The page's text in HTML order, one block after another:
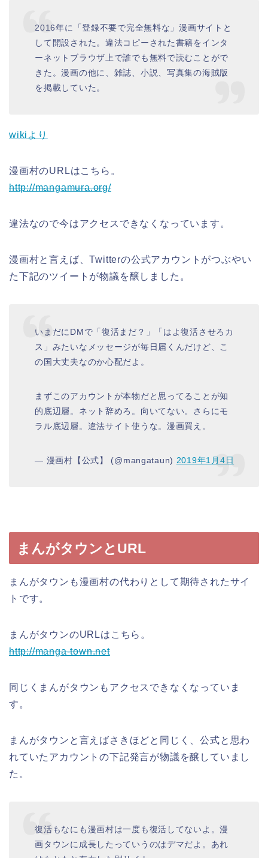
2016年に「登録不要で完全無料な」漫画サイトと
して開設された。違法コピーされた書籍をインタ
ーネットブラウザ上で誰でも無料で読むことがで
きた。漫画の他に、雑誌、小説、写真集の海賊版
を掲載していた。
wikiより
漫画村のURLはこちら。
http://mangamura.org/
違法なので今はアクセスできなくなっています。
漫画村と言えば、Twitterの公式アカウントがつぶやい
た下記のツイートが物議を醸しました。
いまだにDMで「復活まだ？」「はよ復活させろカ
ス」みたいなメッセージが毎日届くんだけど、こ
の国大丈夫なのか心配だよ。
まずこのアカウントが本物だと思ってることが知
的底辺層。ネット辞めろ。向いてない。さらにモ
ラル底辺層。違法サイト使うな。漫画買え。
— 漫画村【公式】 (@mangataun) 2019年1月4日
まんがタウンとURL
まんがタウンも漫画村の代わりとして期待されたサイ
トです。
まんがタウンのURLはこちら。
http://manga-town.net
同じくまんがタウンもアクセスできなくなっていま
す。
まんがタウンと言えばさきほどと同じく、公式と思わ
れていたアカウントの下記発言が物議を醸していまし
た。
復活もなにも漫画村は一度も復活してないよ。漫
画タウンに成長したっていうのはデマだよ。あれ